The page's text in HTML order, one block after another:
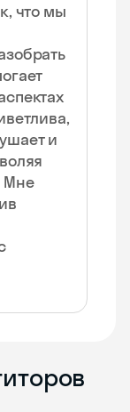
что мы
и
Мне